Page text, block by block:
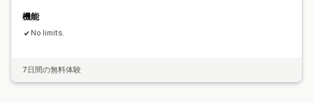
機能
No limits.
7日間の無料体験